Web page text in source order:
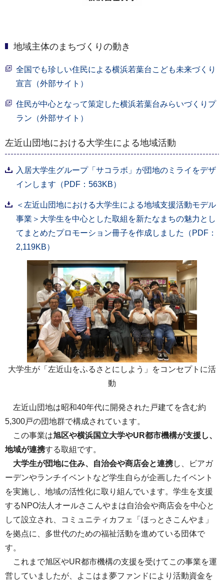
地域主体のまちづくりの動き
全国でも珍しい住民による横浜若葉台こども未来づくり
宣言（外部サイト）
住民が中心となって策定した横浜若葉台みらいづくりプ
ラン（外部サイト）
左近山団地における大学生による地域活動
入居大学生グループ「サコラボ」が団地のミライをデザ
インします（PDF：563KB）
＜左近山団地における大学生による地域支援活動モデル
事業＞大学生を中心とした取組を新たなまちの魅力とし
てまとめたプロモーション冊子を作成しました（PDF：
2,119KB）
大学生が「左近山をふるさとにしよう」をコンセプトに活
動
左近山団地は昭和40年代に開発された戸建てを含む約
5,300戸の団地群で構成されています。
この事業は旭区や横浜国立大学やUR都市機構が支援し、
地域が連携する取組です。
大学生が団地に住み、自治会や商店会と連携し、ビアガ
ーデンやランチイベントなど学生自らが企画したイベント
を実施し、地域の活性化に取り組んでいます。学生を支援
するNPO法人オールさこんやまは自治会や商店会を中心と
して設立され、コミュニティカフェ「ほっとさこんやま」
を拠点に、多世代のための福祉活動を進めている団体で
す。
これまで旭区やUR都市機構の支援を受けてこの事業を運
営していましたが、よこはま夢ファンドにより活動資金を